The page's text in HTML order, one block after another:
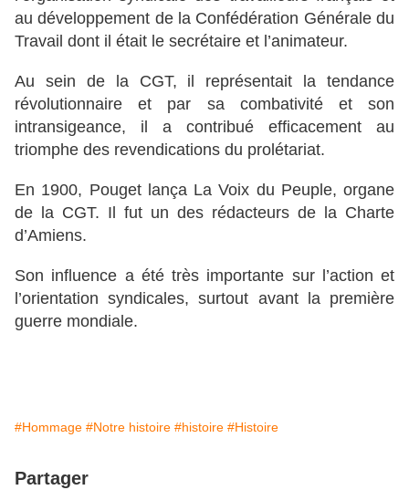
au développement de la Confédération Générale du
Travail dont il était le secrétaire et l’animateur.
Au sein de la CGT, il représentait la tendance
révolutionnaire et par sa combativité et son
intransigeance, il a contribué efficacement au
triomphe des revendications du prolétariat.
En 1900, Pouget lança La Voix du Peuple, organe
de la CGT. Il fut un des rédacteurs de la Charte
d’Amiens.
Son influence a été très importante sur l’action et
l’orientation syndicales, surtout avant la première
guerre mondiale.
#Hommage #Notre histoire #histoire #Histoire
Partager